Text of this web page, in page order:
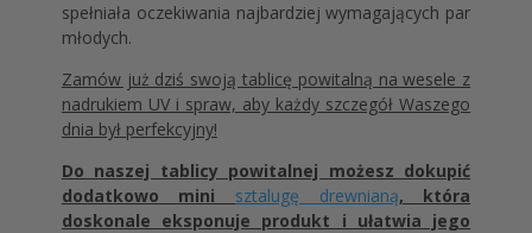
spełniała oczekiwania najbardziej wymagających par
młodych.
Zamów już dziś swoją tablicę powitalną na wesele z
nadrukiem UV i spraw, aby każdy szczegół Waszego
dnia był perfekcyjny!
Do naszej tablicy powitalnej możesz dokupić
dodatkowo mini sztalugę drewnianą, która
doskonale eksponuje produkt i ułatwia jego